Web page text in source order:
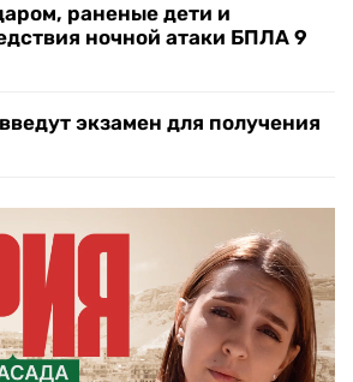
раненые дети и
ночной атаки БПЛА 9
экзамен для получения